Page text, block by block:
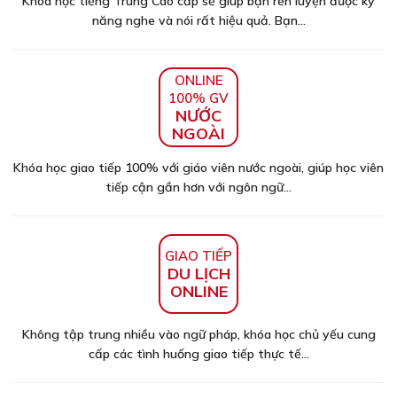
năng nghe và nói rất hiệu quả. Bạn...
ONLINE
100% GV
NƯỚC
NGOÀI
Khóa học giao tiếp 100% với giáo viên nước ngoài, giúp học viên
tiếp cận gần hơn với ngôn ngữ...
GIAO TIẾP
DU LỊCH
ONLINE
Không tập trung nhiều vào ngữ pháp, khóa học chủ yếu cung
cấp các tình huống giao tiếp thực tế...